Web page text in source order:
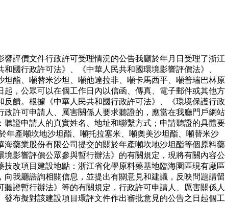
評價文件行政許可受理情況的公告我廳於年月日受理了浙江
國行政許可法》、《中華人民共和國環境影響評價法》、
酯、噸替米沙坦、噸他達拉非、噸卡馬西平、噸普瑞巴林原
，公眾可以在個工作日內以信函、傳真、電子郵件或其他方
饋。根據《中華人民共和國行政許可法》、《環境保護行政
許可申請人、厲害關係人要求聽證的，應當在我廳門戶網站
證申請人的真實姓名、地址和聯繫方式；申請聽證的具體要
年產噸坎地沙坦酯、噸托拉塞米、噸奧美沙坦酯、噸替米沙
藥業股份有限公司提交的關於年產噸坎地沙坦酯等個原料藥
影響評價公眾參與暫行辦法》的有關規定，現將有關內容公
改項目建設地點：浙江省化學原料藥基地臨海園區現有廠區
我廳諮詢相關信息，並提出有關意見和建議，反映問題請留
證暫行辦法》等的有關規定，行政許可申請人、厲害關係人
布擬對該建設項目環評文件作出審批意見的公告之日起個工